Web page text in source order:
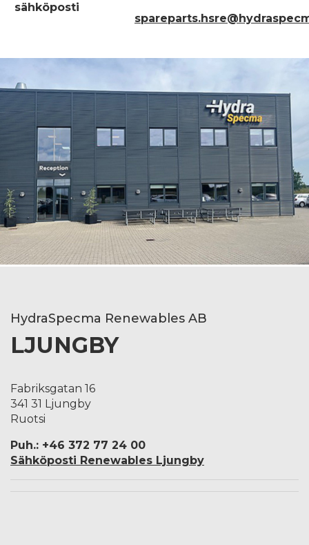
sähköposti
HydraSpecma Renewables AB
LJUNGBY
Fabriksgatan 16
341 31 Ljungby
Ruotsi
Puh.: +46 372 77 24 00
Sähköposti Renewables Ljungby